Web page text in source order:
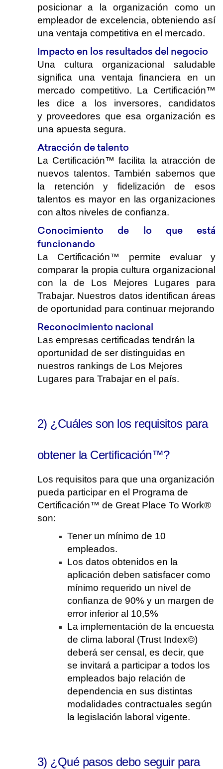
posicionar a la organización como un
empleador de excelencia, obteniendo así
una ventaja competitiva en el mercado.
Impacto en los resultados del negocio
Una cultura organizacional saludable
significa una ventaja financiera en un
mercado competitivo. La Certificación™
les dice a los inversores, candidatos
y proveedores que esa organización es
una apuesta segura.
Atracción de talento
La Certificación™ facilita la atracción de
nuevos talentos. También sabemos que
la retención y fidelización de esos
talentos es mayor en las organizaciones
con altos niveles de confianza.
Conocimiento de lo que está
funcionando
La Certificación™ permite evaluar y
comparar la propia cultura organizacional
con la de Los Mejores Lugares para
Trabajar. Nuestros datos identifican áreas
de oportunidad para continuar mejorando
Reconocimiento nacional
Las empresas certificadas tendrán la
oportunidad de ser distinguidas en
nuestros rankings de Los Mejores
Lugares para Trabajar en el país.
2) ¿Cuáles son los requisitos para
obtener la Certificación™?
Los requisitos para que una organización
pueda participar en el Programa de
Certificación™ de Great Place To Work®
son:
Tener un mínimo de 10
empleados.
Los datos obtenidos en la
aplicación deben satisfacer como
mínimo requerido un nivel de
confianza de 90% y un margen de
error inferior al 10,5%
La implementación de la encuesta
de clima laboral (Trust Index©)
deberá ser censal, es decir, que
se invitará a participar a todos los
empleados bajo relación de
dependencia en sus distintas
modalidades contractuales según
la legislación laboral vigente.
3) ¿Qué pasos debo seguir para